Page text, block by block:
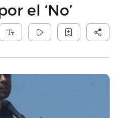
el ‘No’